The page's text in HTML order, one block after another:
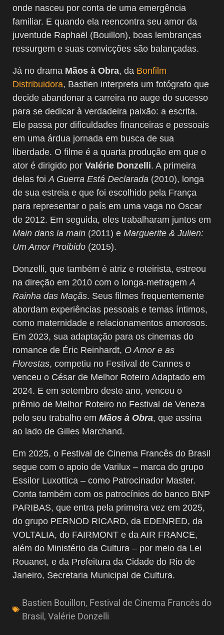
onde nasceu por conta de uma emergência
familiar. E quando ela reencontra seu amor da
juventude Raphaël (Bouillon), boas lembranças
ressurgem e suas convicções são balançadas.
Já no drama Mãos à Obra, da Bonfilm
Distribuidora, Bastien interpreta um fotógrafo que
decide abandonar a carreira no auge do sucesso
para se dedicar à verdadeira paixão: a escrita.
Ele passa por dificuldades financeiras e pessoais
em uma árdua jornada em busca de sua
liberdade. O filme é a quarta produção em que o
ator é dirigido por Valérie Donzelli. A primeira
delas foi A Guerra Está Declarada (2010), longa
de sua estreia e que foi escolhido pela França
para representar o país em uma vaga no Oscar
de 2012. Em seguida, eles trabalharam juntos em
Main dans la main (2011) e Marguerite & Julien:
Um Amor Proibido (2015).
Donzelli, que também é atriz e roteirista, estreou
na direção em 2010 com o longa-metragem A
Rainha das Maçãs. Seus filmes frequentemente
abordam experiências pessoais e temas íntimos,
como maternidade e relacionamentos amorosos.
Em 2023, sua adaptação para os cinemas do
romance de Éric Reinhardt, O Amor e as
Florestas, competiu no Festival de Cannes e
venceu o César de Melhor Roteiro Adaptado em
2024. E em setembro deste ano, venceu o
prêmio de Melhor Roteiro no Festival de Veneza
pelo seu trabalho em Mãos à Obra, que assina
ao lado de Gilles Marchand.
Em 2025, o Festival de Cinema Francês do Brasil
segue com o apoio de Varilux – marca do grupo
Essilor Luxottica – como Patrocinador Master.
Conta também com os patrocínios do banco BNP
PARIBAS, que entra pela primeira vez em 2025,
do grupo PERNOD RICARD, da EDENRED, da
VOLTALIA, do FAIRMONT e da AIR FRANCE,
além do Ministério da Cultura – por meio da Lei
Rouanet, e da Prefeitura da Cidade do Rio de
Janeiro, Secretaria Municipal de Cultura.
Bastien Bouillon, Festival de Cinema Francês do
Brasil , Valérie Donzelli